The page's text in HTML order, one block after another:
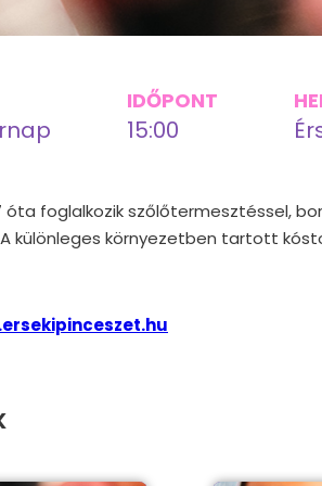
IDŐPONT
15:00
óta foglalkozik szőlőtermesztéssel,
különleges környezetben tartott